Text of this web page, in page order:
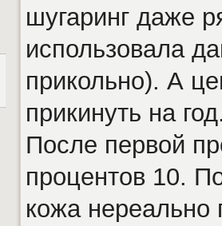
шугаринг даже
использовала
прикольно). А
прикинуть на
После первой
процентов 10.
кожа нереально